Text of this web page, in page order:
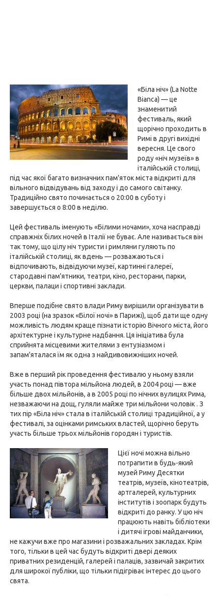
«Біла ніч» (La Notte
Bianca) — це
знаменитий
фестиваль, який
щорічно проходить в
Римі в другі вихідні
вересня. Це свого
роду «ніч музеїв» в
італійській столиці,
під час якої багато визначних пам'яток міста відкриті для
вільного відвідувань від заходу і до самого світанку.
Традиційно свято починається о 20:00 в суботу і
завершується о 8:00 в неділю.
Цей фестиваль іменують «Білими ночами», хоча насправді
справжніх білих ночей в Італії не буває. Але називається він
так тому, що цілу ніч туристи і римляни гуляють по
італійській столиці, як вдень — розважаються і
відпочивають, відвідуючи музеї, картинні галереї,
стародавні пам'ятники, театри, кіно, ресторани, парки,
церкви, палаци і спортивні заклади.
Вперше подібне свято влади Риму вирішили організувати в
2003 році (на зразок «Білої ночі» в Парижі), щоб дати ще одну
можливість людям краще пізнати історію Вічного міста, його
архітектурне і культурне надбання. Ця ініціатива була
сприйнята місцевими жителями з ентузіазмом і
запам'яталася їм як одна з найдивовижніших ночей.
Вже в перший рік проведення фестивалю у ньому взяли
участь понад півтора мільйона людей, в 2004 році — вже
більше двох мільйонів, а в 2005 році по нічних вулицях Рима,
незважаючи на дощ, гуляли майже три мільйони чоловік . З
тих пір «Біла ніч» стала в італійській столиці традиційної, а у
фестивалі, за оцінками римських властей, щорічно беруть
участь більше трьох мільйонів городян і туристів.
Цієї ночі можна вільно
потрапити в будь-який
музей Риму Десятки
театрів, музеїв, кінотеатрів,
артгалерей, культурних
інститутів і зоопарк будуть
відкриті до ранку. У цю ніч
працюють навіть бібліотеки
і дитячі ігрові майданчики,
не кажучи вже про магазини і розважальних закладах. Крім
того, тільки в цей час будуть відкриті двері деяких
приватних резиденцій, галерей і палаців, зазвичай закритих
для широкої публіки, що тільки підігріває інтерес до цього
свята.